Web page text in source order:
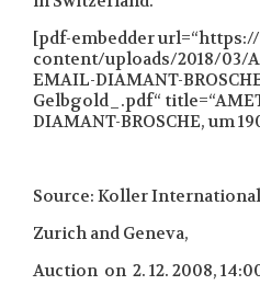
[pdf-embedder
content/uploads/2018/03/
EMAIL-DIAMANT-
Gelbgold_.pdf“
DIAMANT-BROSCHE, um
Source: Koller
Zurich and Geneva,
Auction on 2. 12. 2008,